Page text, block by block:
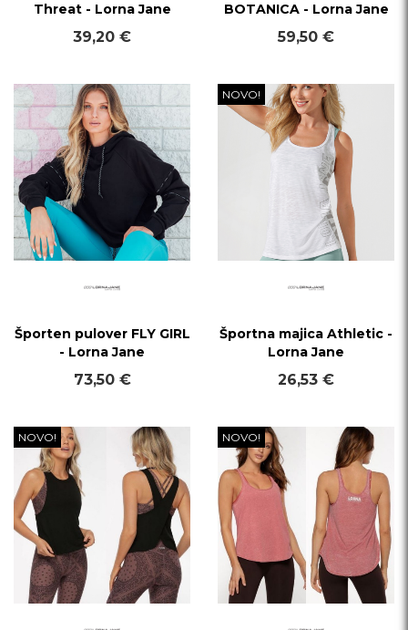
Threat - Lorna Jane
39,20 €
BOTANICA - Lorna Jane
59,50 €
Športen pulover FLY GIRL
- Lorna Jane
73,50 €
NOVO!
Športna majica Athletic -
Lorna Jane
26,53 €
NOVO! NOVO!